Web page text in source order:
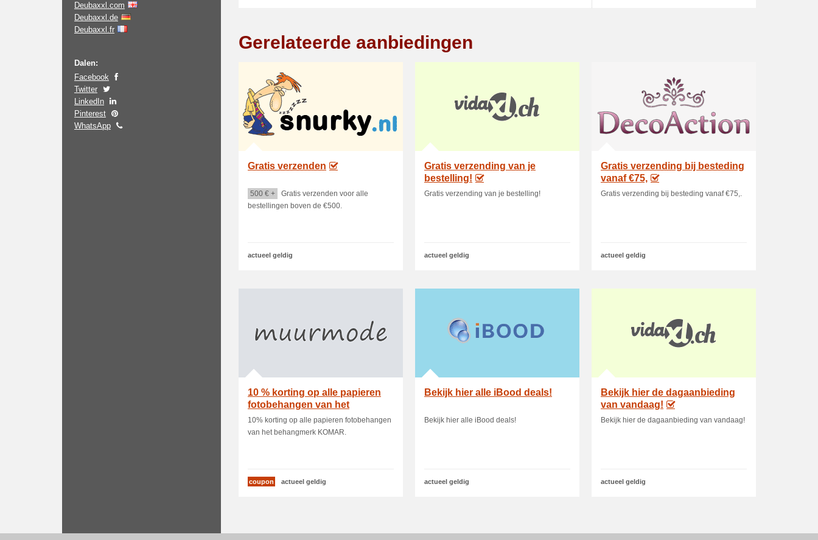
Deubaxxl.com
Deubaxxl.de
Deubaxxl.fr
Dalen:
Facebook
Twitter
LinkedIn
Pinterest
WhatsApp
Gerelateerde aanbiedingen
Gratis verzenden
500 € +
Gratis verzenden voor alle
bestellingen boven de €500.
actueel geldig
Gratis verzending van je
bestelling!
Gratis verzending van je bestelling!
actueel geldig
Gratis verzending bij besteding
vanaf €75,
Gratis verzending bij besteding vanaf €75,.
actueel geldig
10 % korting op alle papieren
fotobehangen van het
behangmerk KOMAR
10% korting op alle papieren fotobehangen
van het behangmerk KOMAR.
coupon actueel geldig
Bekijk hier alle iBood deals!
Bekijk hier alle iBood deals!
actueel geldig
Bekijk hier de dagaanbieding
van vandaag!
Bekijk hier de dagaanbieding van vandaag!
actueel geldig